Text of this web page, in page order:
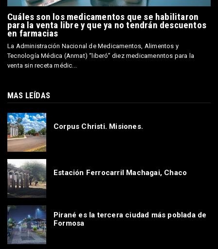
Cuáles son los medicamentos que se habilitaron
para la venta libre y que ya no tendrán descuentos
en farmacias
La Administración Nacional de Medicamentos, Alimentos y
Tecnología Médica (Anmat) “liberó” diez medicamenntos para la
venta sin receta médic...
MAS LEÍDAS
Corpus Christi. Misiones.
Estación Ferrocarril Machagai, Chaco
Pirané es la tercera ciudad más poblada de
Formosa